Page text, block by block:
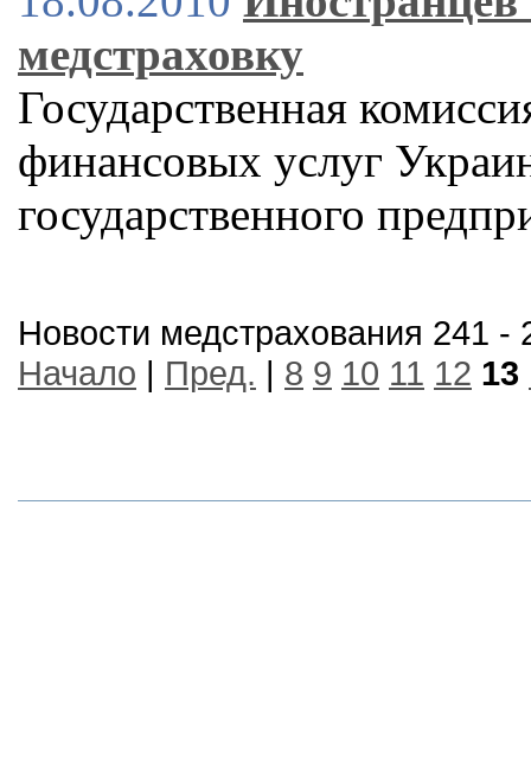
медстраховку
Государственная
финансовых услуг
государственного
Новости медстрахования 241 -
Начало | Пред. | 8 9 10 11 12 13